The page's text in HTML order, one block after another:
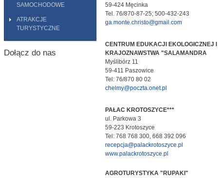
SAMOCHODOWE
ATRAKCJE
TURYSTYCZNE
Dołącz do nas
59-424 Męcinka
Tel. 76/870-87-25; 500-432-243
ga.monte.christo@gmail.com
CENTRUM EDUKACJI EKOLOGICZNEJ I
KRAJOZNAWSTWA "SALAMANDRA
Myślibórz 11
59-411 Paszowice
Tel: 76/870 80 02
chelmy@poczta.onet.pl
PAŁAC KROTOSZYCE***
ul. Parkowa 3
59-223 Krotoszyce
Tel: 768 768 300, 668 392 096
recepcja@palackrotoszyce.pl
www.palackrotoszyce.pl
AGROTURYSTYKA "RUPAKI"